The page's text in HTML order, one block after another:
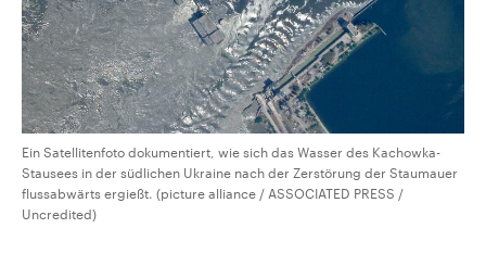
Ein Satellitenfoto dokumentiert, wie sich das Wasser des Kachowka-
Stausees in der südlichen Ukraine nach der Zerstörung der Staumauer
flussabwärts ergießt. (picture alliance / ASSOCIATED PRESS /
Uncredited)